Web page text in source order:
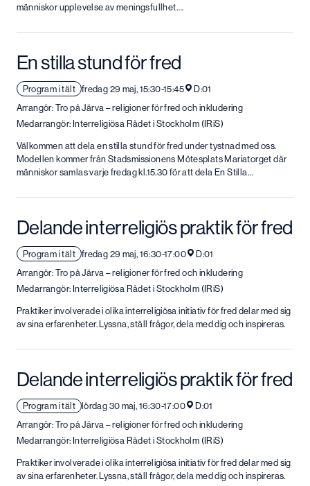
människor upplevelse av meningsfullhet….
En stilla stund för fred
Program i tält fredag 29 maj, 15:30-15:45
D:01
Arrangör: Tro på Järva – religioner för fred och inkludering
Medarrangör: Interreligiösa Rådet i Stockholm (IRiS)
Välkommen att dela en stilla stund för fred under tystnad med oss.
Modellen kommer från Stadsmissionens Mötesplats Mariatorget där
människor samlas varje fredag kl.15.30 för att dela En Stilla…
Delande interreligiös praktik för fred
Program i tält fredag 29 maj, 16:30-17:00
D:01
Arrangör: Tro på Järva – religioner för fred och inkludering
Medarrangör: Interreligiösa Rådet i Stockholm (IRiS)
Praktiker involverade i olika interreligiösa initiativ för fred delar med sig
av sina erfarenheter. Lyssna, ställ frågor, dela med dig och inspireras.
Delande interreligiös praktik för fred
Program i tält lördag 30 maj, 16:30-17:00
D:01
Arrangör: Tro på Järva – religioner för fred och inkludering
Medarrangör: Interreligiösa Rådet i Stockholm (IRiS)
Praktiker involverade i olika interreligiösa initiativ för fred delar med sig
av sina erfarenheter. Lyssna, ställ frågor, dela med dig och inspireras.